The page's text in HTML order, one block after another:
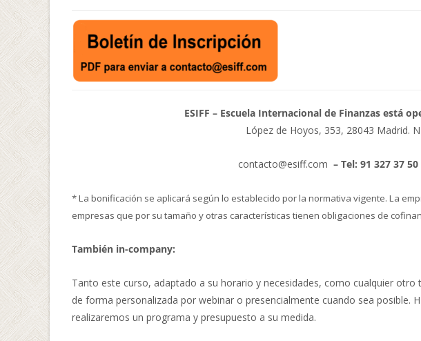
ESIFF – Escuela Internacional de Finanzas está
López de Hoyos, 353, 28043 Madrid.
contacto@esiff.com – Tel: 91 327 37
* La bonificación se aplicará según lo establecido por la normativa vigente. La
empresas que por su tamaño y otras características tienen obligaciones de
También in-company:
Tanto este curso, adaptado a su horario y necesidades, como cualquier
de forma personalizada por webinar o presencialmente cuando sea posible.
realizaremos un programa y presupuesto a su medida.